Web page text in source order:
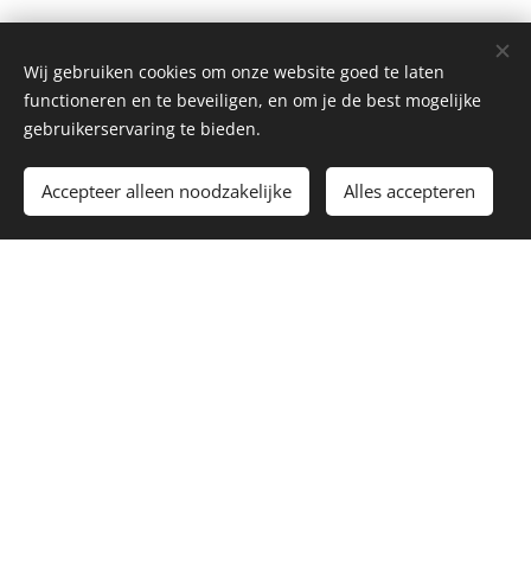
Toevoegen aan de winkelwagen
Wij gebruiken cookies om onze website goed te laten
functioneren en te beveiligen, en om je de best mogelijke
gebruikerservaring te bieden.
Accepteer alleen noodzakelijke Alles accepteren